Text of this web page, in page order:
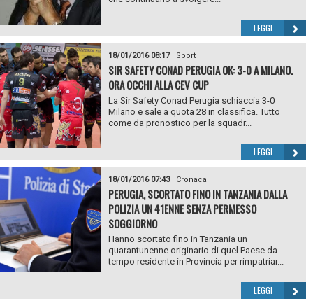
LEGGI
18/01/2016 08:17| Sport
SIR SAFETY CONAD PERUGIA OK: 3-0 A MILANO.
ORA OCCHI ALLA CEV CUP
La Sir Safety Conad Perugia schiaccia 3-0
Milano e sale a quota 28 in classifica. Tutto
come da pronostico per la squadr...
LEGGI
18/01/2016 07:43| Cronaca
PERUGIA, SCORTATO FINO IN TANZANIA DALLA
POLIZIA UN 41ENNE SENZA PERMESSO
SOGGIORNO
Hanno scortato fino in Tanzania un
quarantunenne originario di quel Paese da
tempo residente in Provincia per rimpatriar...
LEGGI